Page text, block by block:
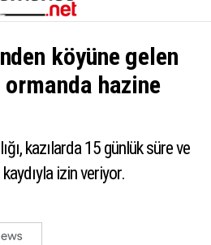
köyüne gelen
hazine
kazılarda 15 günlük süre ve
izin veriyor.